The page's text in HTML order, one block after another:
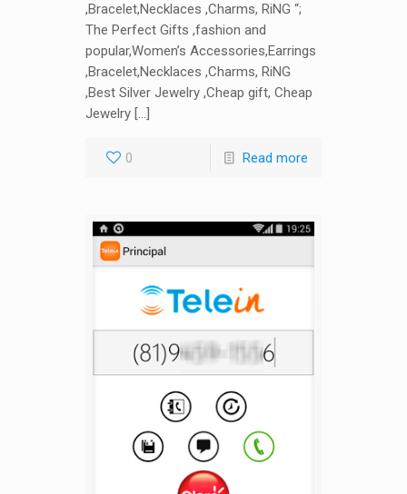
,Bracelet,Necklaces ,Charms, RiNG “;
The Perfect Gifts ,fashion and
popular,Women’s Accessories,Earrings
,Bracelet,Necklaces ,Charms, RiNG
,Best Silver Jewelry ,Cheap gift, Cheap
Jewelry […]
0 Read more